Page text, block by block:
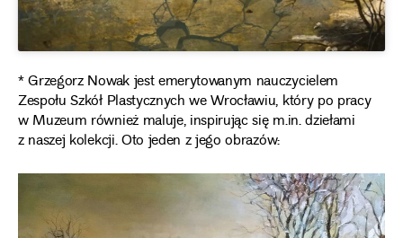
* Grzegorz Nowak jest emerytowanym nauczycielem
Zespołu Szkół Plastycznych we Wrocławiu, który po pracy
w Muzeum również maluje, inspirując się m.in. dziełami
z naszej kolekcji. Oto jeden z jego obrazów: